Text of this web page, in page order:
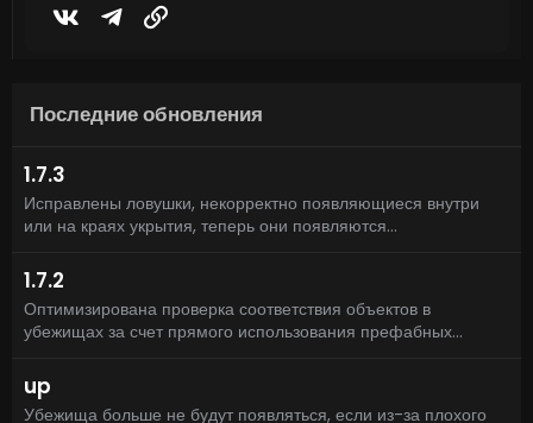
VkontakteTelegram
Последние обновления
1.7.3
Исправлены ловушки, некорректно появляющиеся внутри
или на краях укрытия, теперь они появляются...
1.7.2
Оптимизирована проверка соответствия объектов в
убежищах за счет прямого использования префабных...
up
Убежища больше не будут появляться, если из-за плохого